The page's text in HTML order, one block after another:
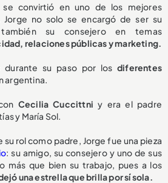
se convirtió en uno de los mejores
no solo se encargó de ser su
su consejero en temas
relaciones públicas y marketing.
durante su paso por los diferentes
argentina.
Cecilia Cuccittniy era el padre
y María Sol.
su rol como padre, Jorge fue una pieza
: su amigo, su consejero y uno de sus
más que bien su trabajo, pues a los
una estrella que brilla por sí sola.